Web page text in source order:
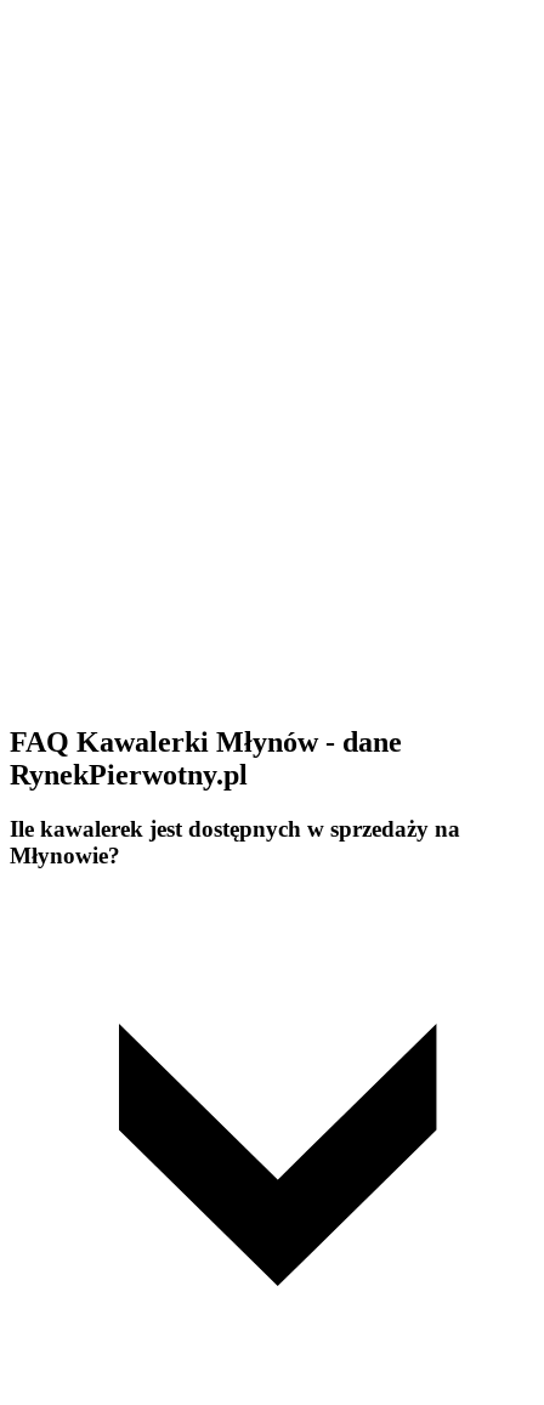
FAQ Kawalerki Młynów - dane
RynekPierwotny.pl
Ile kawalerek jest dostępnych w sprzedaży na
Młynowie?